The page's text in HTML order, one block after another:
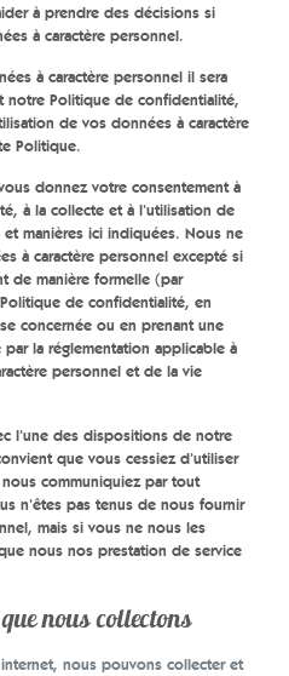
à prendre des décisions si
à caractère personnel.
à caractère personnel il sera
notre Politique de confidentialité,
de vos données à caractère
Politique.
donnez votre consentement à
à la collecte et à l’utilisation de
manières ici indiquées. Nous ne
à caractère personnel excepté si
de manière formelle (par
de confidentialité, en
concernée ou en prenant une
par la réglementation applicable à
personnel et de la vie
l’une des dispositions de notre
que vous cessiez d’utiliser
communiquiez par tout
n’êtes pas tenus de nous fournir
mais si vous ne nous les
nous nos prestation de service
nous collectons
nous pouvons collecter et